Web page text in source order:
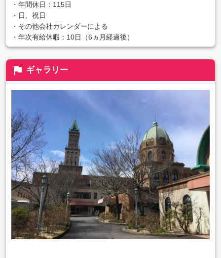
・年間休日：115日
・日、祝日
・その他会社カレンダーによる
・年次有給休暇：10日（6ヵ月経過後）
flag ギャラリー